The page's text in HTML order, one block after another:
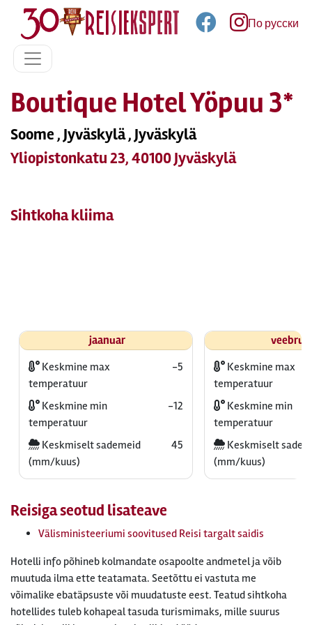
По русски
Boutique Hotel Yöpuu 3*
Soome , Jyväskylä , Jyväskylä
Yliopistonkatu 23, 40100 Jyväskylä
Sihtkoha kliima
jaanuar
Keskmine max
temperatuur
-5
Keskmine min
temperatuur
-12
Keskmiselt sademeid
(mm/kuus)
45
Keskmine max
temperatuur
Keskmine min
temperatuur
Keskmiselt
(mm/kuus)
Reisiga seotud lisateave
Välisministeeriumi soovitused Reisi targalt saidis
Hotelli info põhineb kolmandate osapoolte andmetel ja võib
muutuda ilma ette teatamata. Seetõttu ei vastuta me
võimalike ebatäpsuste või muudatuste eest. Teatud sihtkoha
hotellides tuleb kohapeal tasuda turismimaks, mille suurus